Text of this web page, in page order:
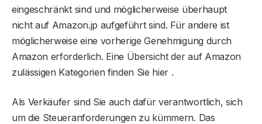
eingeschränkt sind und möglicherweise überhaupt
nicht auf Amazon.jp aufgeführt sind. Für andere ist
möglicherweise eine vorherige Genehmigung durch
Amazon erforderlich. Eine Übersicht der auf Amazon
zulässigen Kategorien finden Sie hier .
Als Verkäufer sind Sie auch dafür verantwortlich, sich
um die Steueranforderungen zu kümmern. Das